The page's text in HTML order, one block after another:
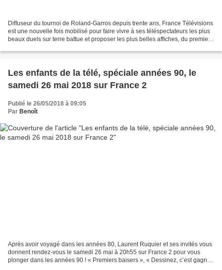
Diffuseur du tournoi de Roland-Garros depuis trente ans, France Télévisions
est une nouvelle fois mobilisé pour faire vivre à ses téléspectateurs les plus
beaux duels sur terre battue et proposer les plus belles affiches, du premier
Les enfants de la télé, spéciale années 90, le
samedi 26 mai 2018 sur France 2
Publié le 26/05/2018 à 09:05
Par Benoît
Après avoir voyagé dans les années 80, Laurent Ruquier et ses invités vous
donnent rendez-vous le samedi 26 mai à 20h55 sur France 2 pour vous
plonger dans les années 90 ! « Premiers baisers », « Dessinez, c’est gagné